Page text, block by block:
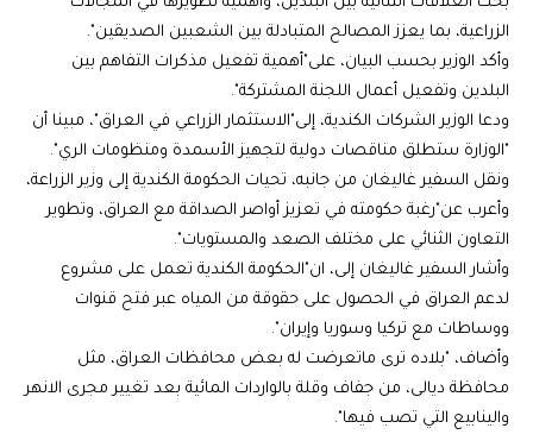
الزراعية، بما يعزز المصالح المتبادلة بين الشعبين الصديقين".
وأكد الوزير بحسب البيان، على"أهمية تفعيل مذكرات التفاهم بين
البلدين وتفعيل أعمال اللجنة المشتركة".
ودعا الوزير الشركات الكندية، إلى"الاستثمار الزراعي في العراق"، مبينا أن
"الوزارة ستطلق مناقصات دولية لتجهيز الأسمدة ومنظومات الري".
ونقل السفير غاليغان من جانبه، تحيات الحكومة الكندية إلى وزير الزراعة،
وأعرب عن"رغبة حكومته في تعزيز أواصر الصداقة مع العراق، وتطوير
التعاون الثنائي على مختلف الصعد والمستويات".
وأشار السفير غاليغان إلى، ان"الحكومة الكندية تعمل على مشروع
لدعم العراق في الحصول على حقوقة من المياه عبر فتح قنوات
ووساطات مع تركيا وسوريا وإيران".
وأضاف، "بلاده ترى ماتعرضت له بعض محافظات العراق، مثل
محافظة ديالى، من جفاف وقلة بالواردات المائية بعد تغيير مجرى الانهر
والينابيع التي تصب فيها".